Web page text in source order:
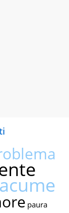
acume
paura